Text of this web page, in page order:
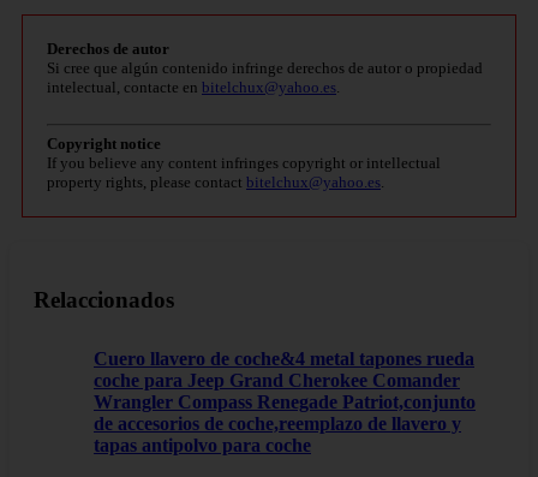
Derechos de autor
Si cree que algún contenido infringe derechos de autor o propiedad
intelectual, contacte en bitelchux@yahoo.es
Copyright notice
If you believe any content infringes copyright or intellectual
property rights, please contact bitelchux@yahoo.es
Relaccionados
Cuero llavero de coche&4 metal tapones rueda
coche para Jeep Grand Cherokee Comander
Wrangler Compass Renegade Patriot,conjunto
de accesorios de coche,reemplazo de llavero y
tapas antipolvo para coche